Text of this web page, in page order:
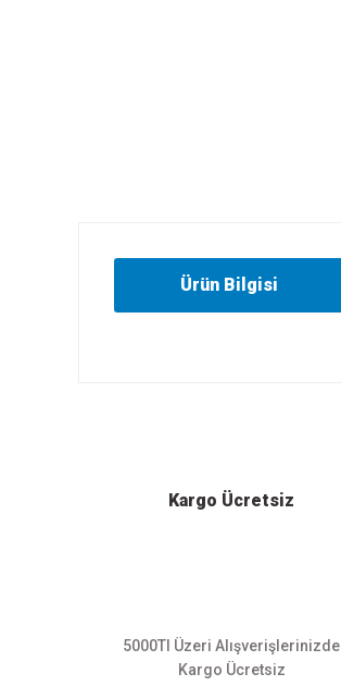
Ürün Bilgisi
Ürün bilgilerinde hatalar bulunuyor.
Kargo Ücretsiz
5000Tl Üzeri Alışverişlerinizde
Kargo Ücretsiz